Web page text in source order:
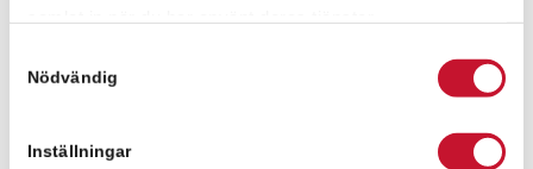
Nödvändig
Inställningar
fanny.palsson@relier.se